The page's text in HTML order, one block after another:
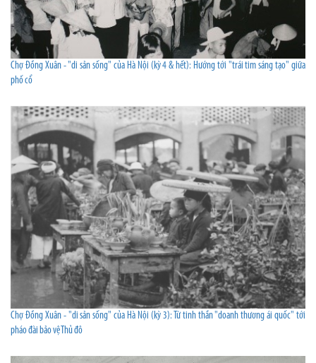
Chợ Đồng Xuân - "di sản sống" của Hà Nội (kỳ 4 & hết): Hướng tới "trái tim sáng tạo" giữa
phố cổ
Chợ Đồng Xuân - "di sản sống" của Hà Nội (kỳ 3): Từ tinh thần "doanh thương ái quốc" tới
pháo đài bảo vệ Thủ đô